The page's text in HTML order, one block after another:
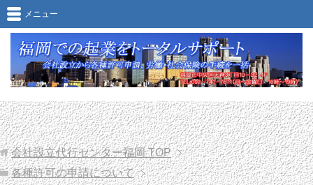
メニュー
会社設立代行センター福岡TOP
各種許可の申請について